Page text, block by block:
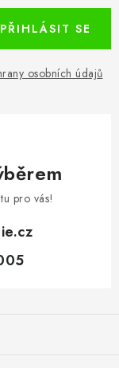
osobních údajů
PŘIHLÁSIT SE
pro vás!